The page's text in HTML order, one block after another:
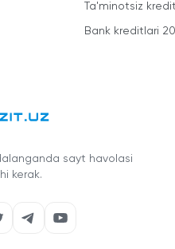
Ta'minotsiz
Bank kreditlari
sayt havolasi
kerak.